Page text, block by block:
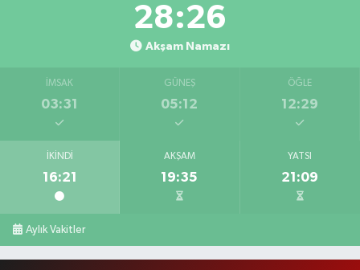
28:25
Akşam Namazı
İMSAK
03:31
GÜNEŞ
05:12
ÖĞLE
12:29
İKINDI
16:21
AKŞAM
19:35
YATSI
21:09
Aylık Vakitler